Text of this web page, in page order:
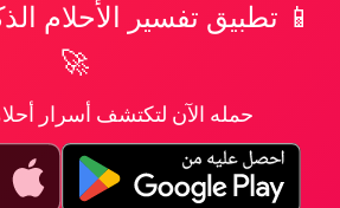
🚀
حمله الآن لتكتشف أسرار